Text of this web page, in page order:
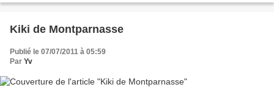
Kiki de Montparnasse
Publié le 07/07/2011 à 05:59
Par Yv